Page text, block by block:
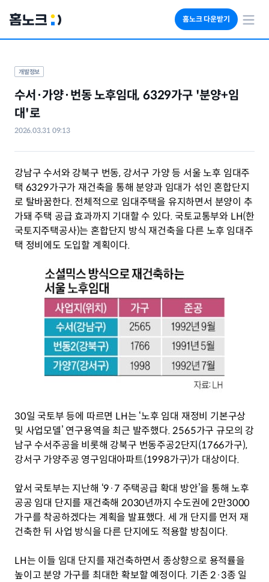
홈노크 다운받기
부동산 인사이트
개발정보
수서·가양·번동 노후임대, 6329가구 '분양+임
대'로
2026.03.31 09:13
강남구 수서와 강북구 번동, 강서구 가양 등 서울 노후 임대주
택 6329가구가 재건축을 통해 분양과 임대가 섞인 혼합단지
로 탈바꿈한다. 전체적으로 임대주택을 유지하면서 분양이 추
가돼 주택 공급 효과까지 기대할 수 있다. 국토교통부와 LH(한
국토지주택공사)는 혼합단지 방식 재건축을 다른 노후 임대주
택 정비에도 도입할 계획이다.
30일 국토부 등에 따르면 LH는 ‘노후 임대 재정비 기본구상
및 사업모델’ 연구용역을 최근 발주했다. 2565가구 규모의 강
남구 수서주공을 비롯해 강북구 번동주공2단지(1766가구),
강서구 가양주공 영구임대아파트(1998가구)가 대상이다.
앞서 국토부는 지난해 ‘9·7 주택공급 확대 방안’을 통해 노후
공공 임대 단지를 재건축해 2030년까지 수도권에 2만3000
가구를 착공하겠다는 계획을 발표했다. 세 개 단지를 먼저 재
건축한 뒤 사업 방식을 다른 단지에도 적용할 방침이다.
LH는 이들 임대 단지를 재건축하면서 종상향으로 용적률을
높이고 분양 가구를 최대한 확보할 예정이다. 기존 2·3종 일